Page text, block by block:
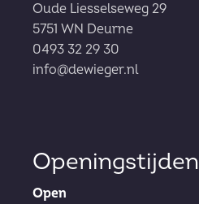
Oude Liesselseweg 29
5751 WN Deurne
0493 32 29 30
info@dewieger.nl
Openingstijden
Open